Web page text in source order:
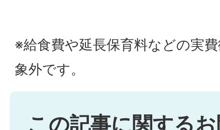
※給食費や延長保育料などの実
象外です。
この記事に関する